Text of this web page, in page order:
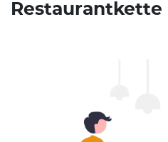
Restaurantkette